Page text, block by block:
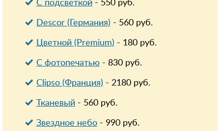
С подсветкой- 550руб.
Descor (Германия) - 560руб.
Цветной (Premium) - 180руб.
С фотопечатью- 830руб.
Clipso (Франция) - 2180руб.
Тканевый- 560руб.
Звездное небо- 990руб.